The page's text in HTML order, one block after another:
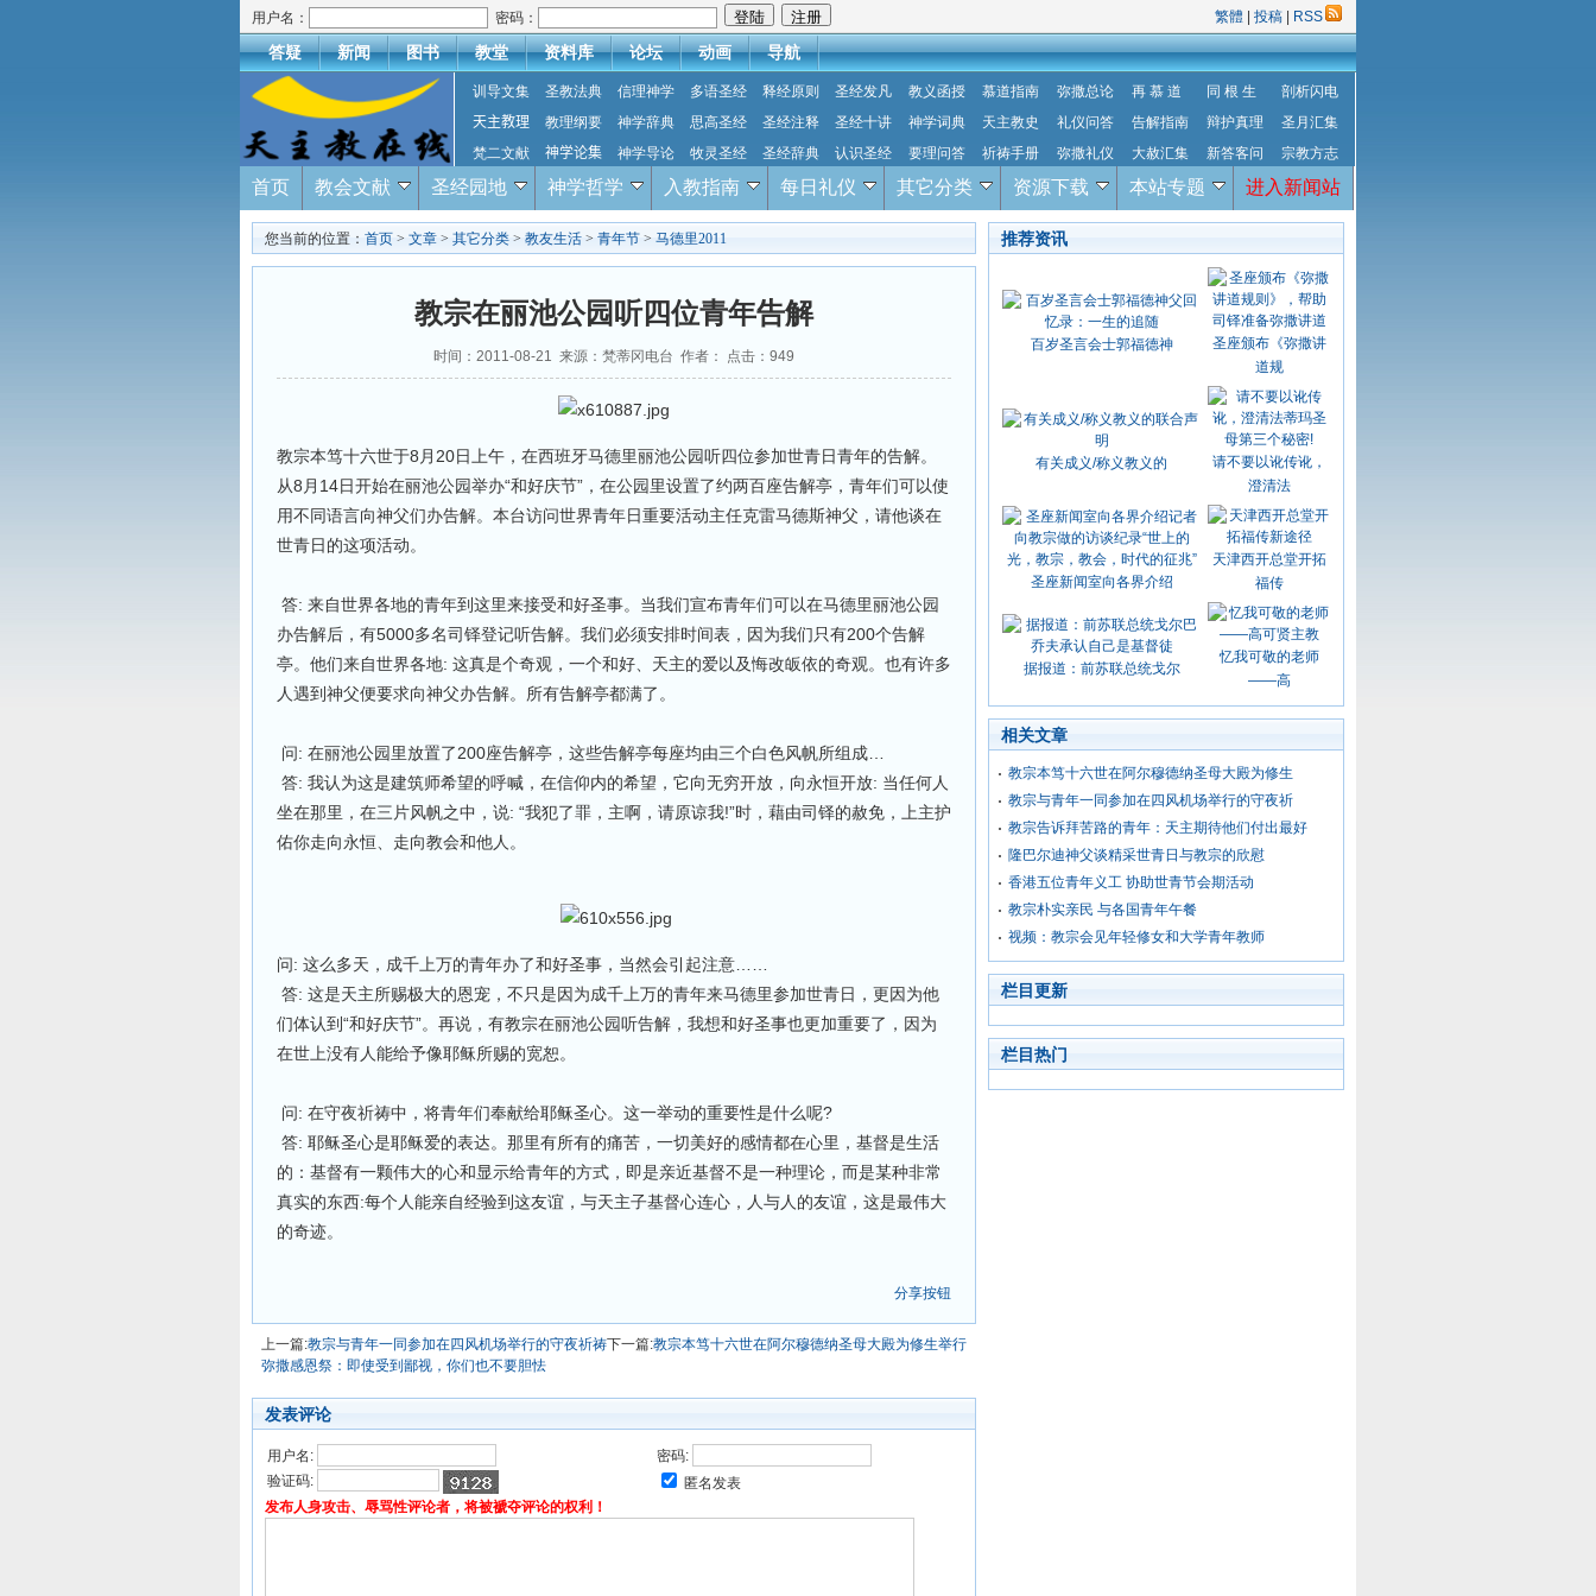
用户名： 密码： 繁體 投稿 RSS
答疑 新闻 图书 教堂 资料库 论坛 动画 导航
训导文集 圣教法典 信理神学 多语圣经 释经原则 圣经发凡 教义函授 慕道指南 弥撒总论 再 慕 道 同 根 生
剖析闪电
天主教理
教理纲要 神学辞典 思高圣经 圣经注释 圣经十讲 神学词典 天主教史 礼仪问答 告解指南 辩护真理
圣月汇集
梵二文献
神学论集 神学导论 牧灵圣经 圣经辞典 认识圣经 要理问答 祈祷手册 弥撒礼仪 大赦汇集 新答客问 宗教方志
首页 教会文献 圣经园地 神学哲学 入教指南 每日礼仪 其它分类 资源下载 本站专题 进入新闻站
您当前的位置： 首页 > 文章 > 其它分类 > 教友生活 > 青年节 > 马德里2011
教宗在丽池公园听四位青年告解
时间：2011-08-21 来源：梵蒂冈电台 作者： 点击： 949
教宗本笃十六世于8月20日上午，在西班牙马德里丽池公园听四位参加世青日青年的告解。
从8月14日开始在丽池公园举办“和好庆节”，在公园里设置了约两百座告解亭，青年们可以使
用不同语言向神父们办告解。本台访问世界青年日重要活动主任克雷马德斯神父，请他谈在
世青日的这项活动。
答: 来自世界各地的青年到这里来接受和好圣事。当我们宣布青年们可以在马德里丽池公园
办告解后，有5000多名司铎登记听告解。我们必须安排时间表，因为我们只有200个告解
亭。他们来自世界各地: 这真是个奇观，一个和好、天主的爱以及悔改皈依的奇观。也有许多
人遇到神父便要求向神父办告解。所有告解亭都满了。
问: 在丽池公园里放置了200座告解亭，这些告解亭每座均由三个白色风帆所组成…
答: 我认为这是建筑师希望的呼喊，在信仰内的希望，它向无穷开放，向永恒开放: 当任何人
坐在那里，在三片风帆之中，说: “我犯了罪，主啊，请原谅我!”时，藉由司铎的赦免，上主护
佑你走向永恒、走向教会和他人。
问: 这么多天，成千上万的青年办了和好圣事，当然会引起注意……
答: 这是天主所赐极大的恩宠，不只是因为成千上万的青年来马德里参加世青日，更因为他
们体认到“和好庆节”。再说，有教宗在丽池公园听告解，我想和好圣事也更加重要了，因为
在世上没有人能给予像耶稣所赐的宽恕。
问: 在守夜祈祷中，将青年们奉献给耶稣圣心。这一举动的重要性是什么呢?
答: 耶稣圣心是耶稣爱的表达。那里有所有的痛苦，一切美好的感情都在心里，基督是生活
的：基督有一颗伟大的心和显示给青年的方式，即是亲近基督不是一种理论，而是某种非常
真实的东西:每个人能亲自经验到这友谊，与天主子基督心连心，人与人的友谊，这是最伟大
的奇迹。
分享按钮
上一篇:教宗与青年一同参加在四风机场举行的守夜祈祷下一篇:教宗本笃十六世在阿尔穆德纳圣母大殿为修生举行
弥撒感恩祭：即使受到鄙视，你们也不要胆怯
发表评论
用户名:
密码:
验证码:
匿名发表
发布人身攻击、辱骂性评论者，将被褫夺评论的权利！
推荐资讯
百岁圣言会士郭福德神
圣座颁布《弥撒讲
道规
有关成义/称义教义的
请不要以讹传讹，
澄清法
圣座新闻室向各界介绍
天津西开总堂开拓
福传
据报道：前苏联总统戈尔
忆我可敬的老师
——高
相关文章
教宗本笃十六世在阿尔穆德纳圣母大殿为修生
教宗与青年一同参加在四风机场举行的守夜祈
教宗告诉拜苦路的青年：天主期待他们付出最好
隆巴尔迪神父谈精采世青日与教宗的欣慰
香港五位青年义工 协助世青节会期活动
教宗朴实亲民 与各国青年午餐
视频：教宗会见年轻修女和大学青年教师
栏目更新
栏目热门